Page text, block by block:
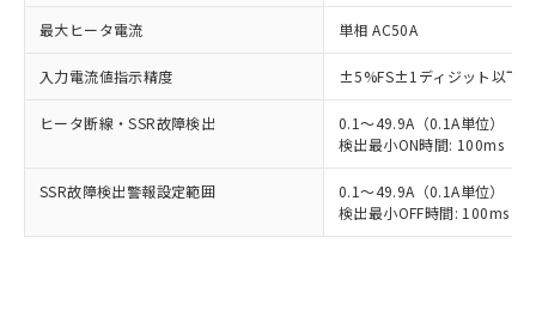
最大ヒータ電流 単相 AC50A
入力電流値指示精度 ±5%FS±1ディジット以下
ヒータ断線・SSR故障検出
0.1～49.9A（0.1A単位）
検出最小ON時間: 100ms（
SSR故障検出警報設定範囲
0.1～49.9A（0.1A単位）
検出最小OFF時間: 100ms（